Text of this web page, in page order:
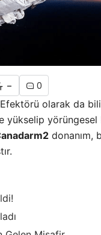
-
0
olarak da
yükselip
donanım,